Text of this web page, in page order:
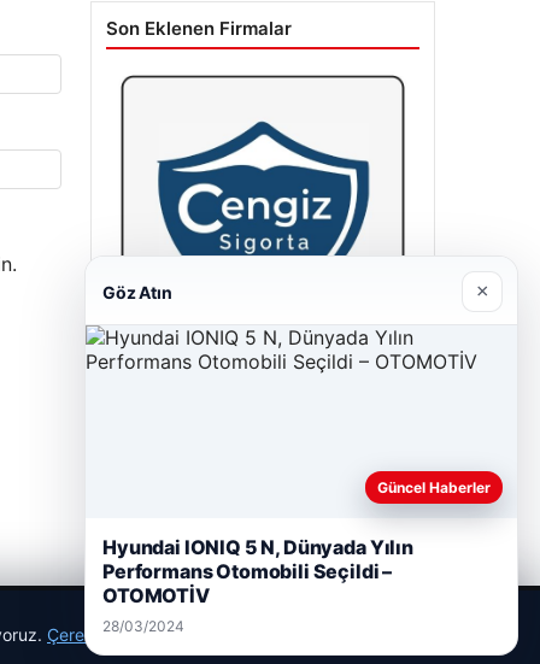
Son Eklenen Firmalar
Çerez Politikamız
Göz Atın ×
Güncel Haberler
Hyundai IONIQ 5 N, Dünyada Yılın
Performans Otomobili Seçildi –
OTOMOTİV
28/03/2024